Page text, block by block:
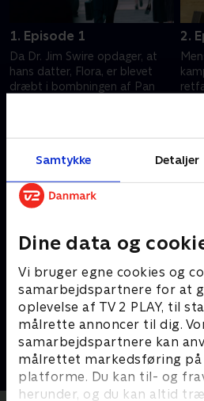
Samtykke Detaljer
Dine data og
Vi bruger egne cookies og
samarbejdspartnere for at
oplevelse af TV 2 PLAY, til
målrette annoncer til dig.
samarbejdspartnere kan
målrettet markedsføring på
platforme. Du kan til- og
herunder, og du kan altid
1. Episode 1
Da Dr. Jim Swire opdager, at
hans datter, Flora, er blevet
dræbt i bombningen af Pan
2.
28.
Andre så også
Lærkevej
Drama • 2 sæsoner